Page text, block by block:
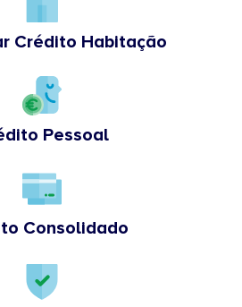
Crédito Habitação
Pessoal
Consolidado